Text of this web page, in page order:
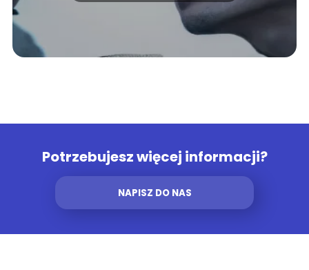
Potrzebujesz więcej informacji?
NAPISZ DO NAS